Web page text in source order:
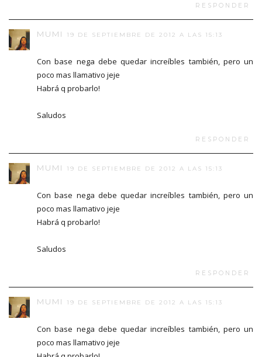
RESPONDER
MUMI 19 DE SEPTIEMBRE DE 2012 A LAS 15:13
Con base nega debe quedar increíbles también, pero un
poco mas llamativo jeje
Habrá q probarlo!
Saludos
RESPONDER
MUMI 19 DE SEPTIEMBRE DE 2012 A LAS 15:13
Con base nega debe quedar increíbles también, pero un
poco mas llamativo jeje
Habrá q probarlo!
Saludos
RESPONDER
MUMI 19 DE SEPTIEMBRE DE 2012 A LAS 15:13
Con base nega debe quedar increíbles también, pero un
poco mas llamativo jeje